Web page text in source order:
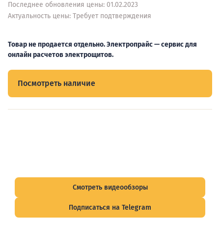
Последнее обновления цены: 01.02.2023
Актуальность цены: Требует подтверждения
Товар не продается отдельно. Электропрайс — сервис для
онлайн расчетов электрощитов.
Посмотреть наличие
Смотреть видеообзоры
Подписаться на Telegram